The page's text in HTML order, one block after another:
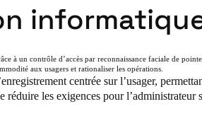
à un contrôle d’accès par reconnaissance faciale de
aux usagers et rationaliser les opérations.
centrée sur l’usager,
réduire les exigences pour l’administrateur